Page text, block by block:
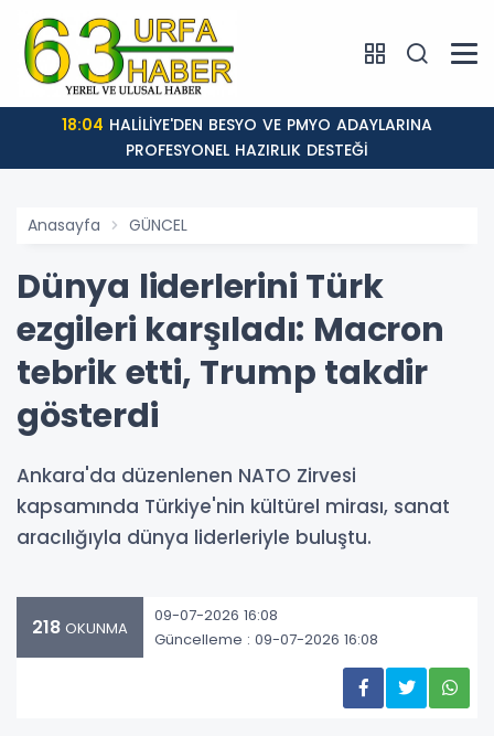
18:04
PROFESYONEL HAZIRLIK DESTEĞİ
Anasayfa GÜNCEL
Dünya liderlerini Türk
ezgileri karşıladı: Macron
tebrik etti, Trump takdir
gösterdi
Ankara'da düzenlenen NATO Zirvesi
kapsamında Türkiye'nin kültürel mirası, sanat
aracılığıyla dünya liderleriyle buluştu.
218 OKUNMA
09-07-2026 16:08
Güncelleme : 09-07-2026 16:08